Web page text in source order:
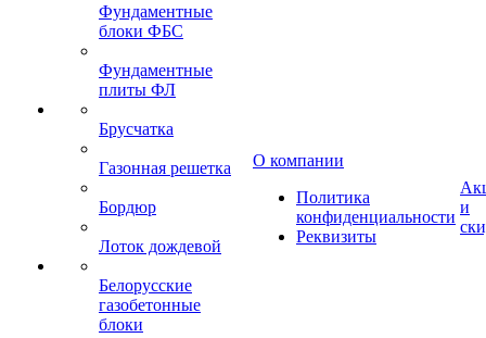
Фундаментные
блоки ФБС
Фундаментные
плиты ФЛ
Брусчатка
Газонная решетка
Бордюр
Лоток дождевой
Белорусские
газобетонные
блоки
О компании
Политика
конфиденциальности
Реквизиты
и